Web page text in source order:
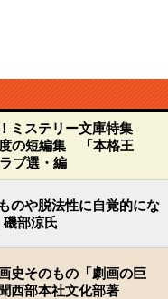
ミステリー文庫特集
度の短編集 「本格王
ブ選・編
のや脱法性に自覚的にな
部涼氏
史そのもの「劇画の巨
西部本社文化部著